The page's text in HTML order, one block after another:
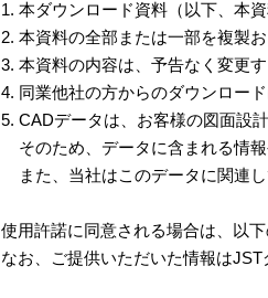
1. 本ダウンロード資料（以下、本
2. 本資料の全部または一部を複製
3. 本資料の内容は、予告なく変更
4. 同業他社の方からのダウンロード
5. CADデータは、お客様の図面設
そのため、データに含まれる情報
また、当社はこのデータに関連し
使用許諾に同意される場合は、以
なお、ご提供いただいた情報は